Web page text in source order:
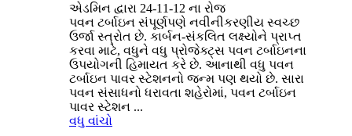
એડમિન દ્વારા 24-11-12 ના રોજ
પવન ટર્બાઇન સંપૂર્ણપણે નવીનીકરણીય સ્વચ્છ
ઉર્જા સ્ત્રોત છે. કાર્બન-સંકલિત લક્ષ્યોને પ્રાપ્ત
કરવા માટે, વધુને વધુ પ્રોજેક્ટ્સ પવન ટર્બાઇનના
ઉપયોગની હિમાયત કરે છે. આનાથી વધુ પવન
ટર્બાઇન પાવર સ્ટેશનનો જન્મ પણ થયો છે. સારા
પવન સંસાધનો ધરાવતા શહેરોમાં, પવન ટર્બાઇન
પાવર સ્ટેશન ...
વધુ વાંચો